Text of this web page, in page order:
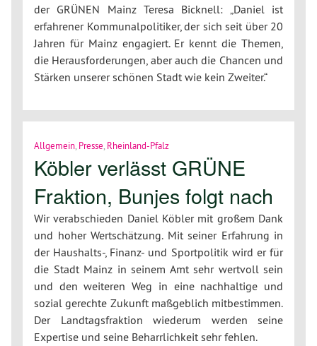
der GRÜNEN Mainz Teresa Bicknell: „Daniel ist
erfahrener Kommunalpolitiker, der sich seit über 20
Jahren für Mainz engagiert. Er kennt die Themen,
die Herausforderungen, aber auch die Chancen und
Stärken unserer schönen Stadt wie kein Zweiter.“
Allgemein Presse Rheinland-Pfalz
Köbler verlässt GRÜNE
Fraktion, Bunjes folgt nach
Wir verabschieden Daniel Köbler mit großem Dank
und hoher Wertschätzung. Mit seiner Erfahrung in
der Haushalts-, Finanz- und Sportpolitik wird er für
die Stadt Mainz in seinem Amt sehr wertvoll sein
und den weiteren Weg in eine nachhaltige und
sozial gerechte Zukunft maßgeblich mitbestimmen.
Der Landtagsfraktion wiederum werden seine
Expertise und seine Beharrlichkeit sehr fehlen.